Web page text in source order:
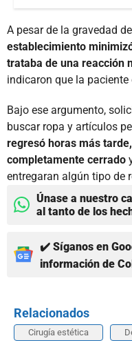
A pesar de la gravedad
establecimiento
trataba de una reacción
indicaron que la
Bajo ese argumento,
buscar ropa y artículos
regresó horas más
completamente cerrado
entregaran algún tipo de
Únase a nuestro
al tanto de los
✔️ Síganos en
información de
Relacionados
Cirugía estética